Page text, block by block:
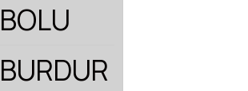
BOLU
BURDUR